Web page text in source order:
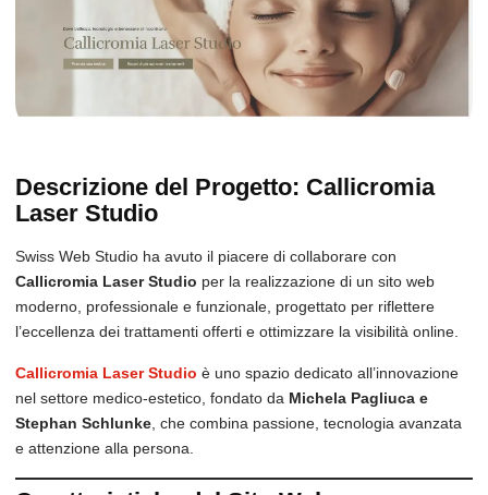
Descrizione del Progetto: Callicromia
Laser Studio
Swiss Web Studio ha avuto il piacere di collaborare con
Callicromia Laser Studio per la realizzazione di un sito web
moderno, professionale e funzionale, progettato per riflettere
l’eccellenza dei trattamenti offerti e ottimizzare la visibilità online.
Callicromia Laser Studio è uno spazio dedicato all’innovazione
nel settore medico-estetico, fondato da Michela Pagliuca e
Stephan Schlunke , che combina passione, tecnologia avanzata
e attenzione alla persona.